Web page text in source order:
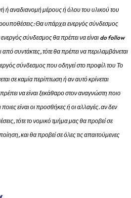
αναδιανομή μέρους ή όλου του υλικού του
Θα υπάρχει ενεργός σύνδεσμος
σύνδεσμος θα πρέπει να είναι do follow
συντάκτες, τότε θα πρέπει να περιλαμβάνεται
σύνδεσμος που οδηγεί στο προφίλ του Το
σε καμία περίπτωση ή αν αυτό κρίνεται
να είναι ξεκάθαρο στον αναγνώστη ποιο
είναι οι προσθήκες ή οι αλλαγές. αν δεν
τότε το νομικό τμήμα μας θα προβεί σε
και θα προβεί σε όλες τις απαιτούμενες